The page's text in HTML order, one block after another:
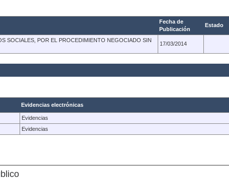
Fecha de
Publicación
Estado
SOCIALES, POR EL PROCEDIMIENTO NEGOCIADO SIN
17/03/2014
Evidencias electrónicas
Evidencias
Evidencias